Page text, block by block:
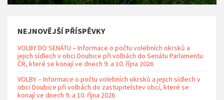
NEJNOVĚJŠÍ PŘÍSPĚVKY
VOLBY DO SENÁTU – Informace o počtu volebních okrsků a
jejich sídlech v obci Doubice při volbách do Senátu Parlamentu
ČR, které se konají ve dnech 9. a 10. října 2026
VOLBY – Informace o počtu volebních okrsků a jejich sídlech v
obci Doubice při volbách do zastupitelstev obcí, které se
konají ve dnech 9. a 10. října 2026